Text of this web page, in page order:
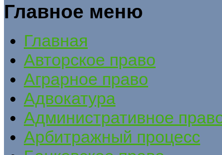
Главное меню
Главная
Авторское право
Аграрное право
Адвокатура
Административное
Арбитражный процесс